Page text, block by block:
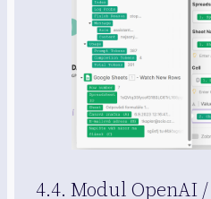
4.4. Modul OpenAI /